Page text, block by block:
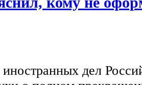
дел